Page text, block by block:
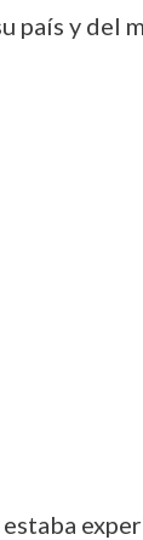
país y del